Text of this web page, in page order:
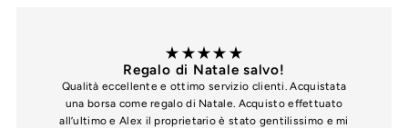
Regalo di Natale salvo!
Qualità eccellente e ottimo servizio clienti. Acquistata
una borsa come regalo di Natale. Acquisto effettuato
all’ultimo e Alex il proprietario è stato gentilissimo e mi